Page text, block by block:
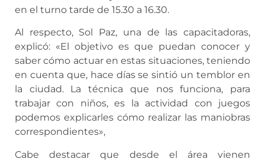
en el turno tarde de 15.30 a 16.30.
Al respecto, Sol Paz, una de las capacitadoras,
explicó: «El objetivo es que puedan conocer y
saber cómo actuar en estas situaciones, teniendo
en cuenta que, hace días se sintió un temblor en
la ciudad. La técnica que nos funciona, para
trabajar con niños, es la actividad con juegos
podemos explicarles cómo realizar las maniobras
correspondientes»,
Cabe destacar que desde el área vienen